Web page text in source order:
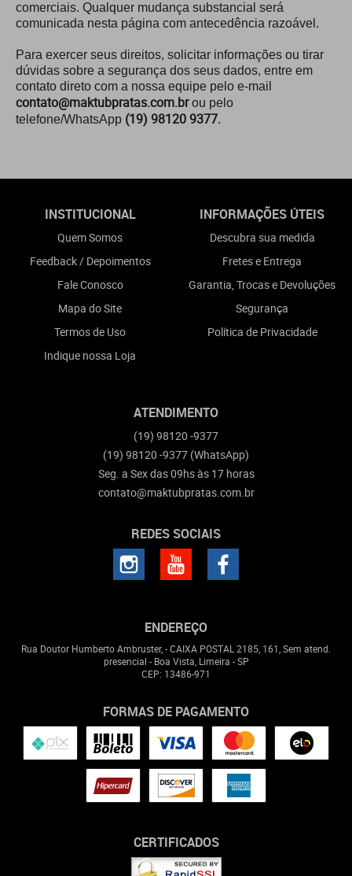
comerciais. Qualquer mudança substancial será
comunicada nesta página com antecedência razoável.
Para exercer seus direitos, solicitar informações ou tirar
dúvidas sobre a segurança dos seus dados, entre em
contato direto com a nossa equipe pelo e-mail
contato@maktubpratas.com.brou pelo
telefone/WhatsApp (19) 98120 9377.
INSTITUCIONAL
Quem Somos
Feedback / Depoimentos
Fale Conosco
Mapa do Site
Termos de Uso
Indique nossa Loja
INFORMAÇÕES ÚTEIS
Descubra sua medida
Fretes e Entrega
Garantia, Trocas e Devoluções
Segurança
Política de Privacidade
ATENDIMENTO
(19) 98120 -9377
(19) 98120 -9377 (WhatsApp)
Seg. a Sex das 09hs às 17 horas
contato@maktubpratas.com.br
REDES SOCIAIS
ENDEREÇO
Rua Doutor Humberto Ambruster, - CAIXA POSTAL 2185, 161, Sem atend.
presencial - Boa Vista, Limeira -SP
CEP: 13486-971
FORMAS DE PAGAMENTO
CERTIFICADOS